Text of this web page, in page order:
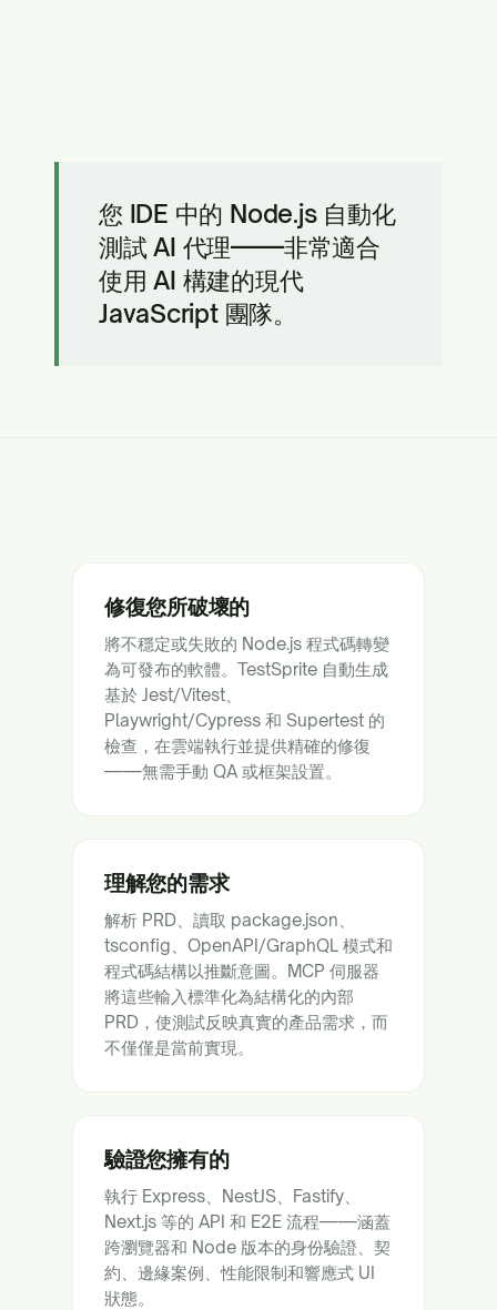
您 IDE 中的 Node.js 自動化
測試 AI 代理——非常適合
使用 AI 構建的現代
JavaScript 團隊。
修復您所破壞的
將不穩定或失敗的 Node.js 程式碼轉變
為可發布的軟體。TestSprite 自動生成
基於 Jest/Vitest、
Playwright/Cypress 和 Supertest 的
檢查，在雲端執行並提供精確的修復
——無需手動 QA 或框架設置。
理解您的需求
解析 PRD、讀取 package.json、
tsconfig、OpenAPI/GraphQL 模式和
程式碼結構以推斷意圖。MCP 伺服器
將這些輸入標準化為結構化的內部
PRD，使測試反映真實的產品需求，而
不僅僅是當前實現。
驗證您擁有的
執行 Express、NestJS、Fastify、
Next.js 等的 API 和 E2E 流程——涵蓋
跨瀏覽器和 Node 版本的身份驗證、契
約、邊緣案例、性能限制和響應式 UI
狀態。